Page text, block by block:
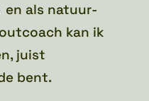
als natuur-
kan ik
juist
bent.